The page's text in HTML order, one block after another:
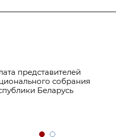
представителей
собрания
Беларусь